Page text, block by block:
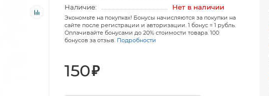
Наличие:
Нет в наличии
Экономьте на покупках! Бонусы начисляются за покупки на
сайте после регистрации и авторизации. 1 бонус = 1 рубль.
Оплачивайте бонусами до 20% стоимости товара. 100
бонусов за отзыв. Подробности
150₽